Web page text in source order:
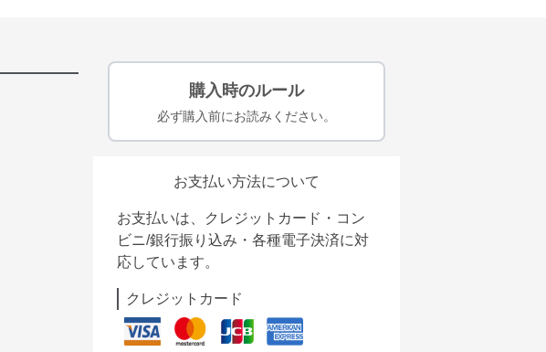
購入時のルール
必ず購入前にお読みください。
お支払い方法について
お支払いは、クレジットカード・コン
ビニ/銀行振り込み・各種電子決済に対
応しています。
クレジットカード